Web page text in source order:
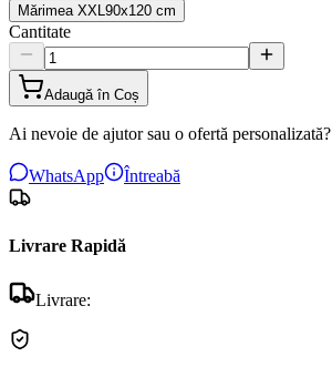
Mărimea XXL 90x120 cm
Cantitate
Adaugă în Coș
Ai nevoie de ajutor sau o ofertă personalizată?
WhatsApp Întreabă
Livrare Rapidă
Livrare: